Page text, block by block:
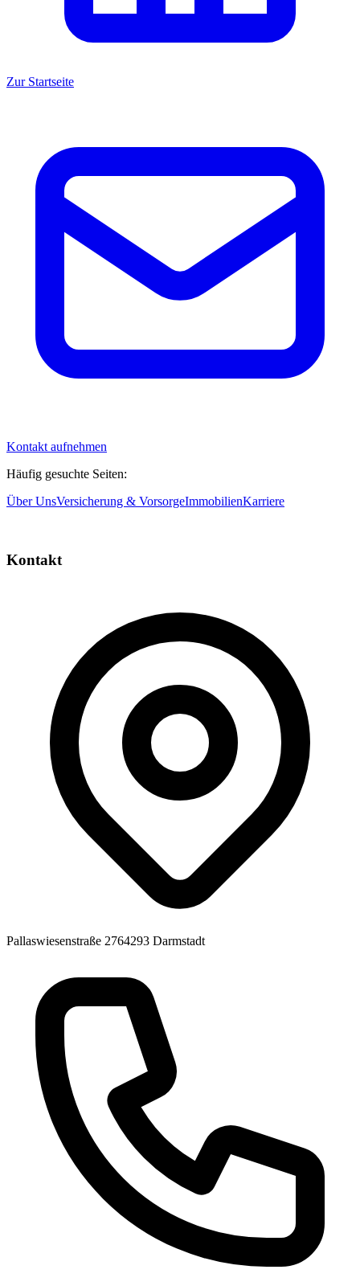
Zur Startseite
Kontakt aufnehmen
Häufig gesuchte Seiten:
Über UnsVersicherung & VorsorgeImmobilienKarriere
Kontakt
Pallaswiesenstraße 2764293 Darmstadt